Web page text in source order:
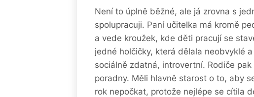
Není to úplně běžné, ale já zrovna s
spolupracuji. Paní učitelka má kromě
a vede kroužek, kde děti pracují se
jedné holčičky, která dělala neobvyklé
sociálně zdatná, introvertní. Rodiče
poradny. Měli hlavně starost o to, aby
rok nepočkat, protože nejlépe se cítila